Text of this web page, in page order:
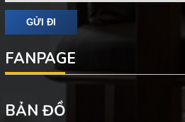
FANPAGE
BẢN ĐỒ